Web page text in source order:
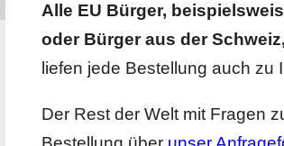
Alle EU Bürger,
oder Bürger aus der
liefen jede Bestellung auch zu
Der Rest der Welt mit Fragen